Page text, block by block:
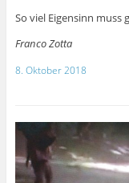
So viel Eigensinn muss
Franco Zotta
8. Oktober 2018